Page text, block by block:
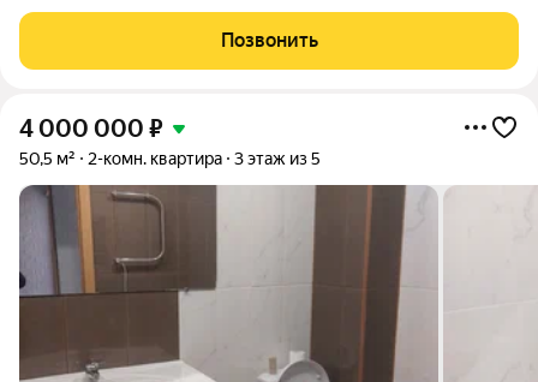
двухкомнатную квартиру площадью 63,3 м в самом сердце
Красногорского района. Планировка и пространство:
Позвонить
4 000 000 ₽
50,5 м² 2-комн. квартира 3 этаж из 5